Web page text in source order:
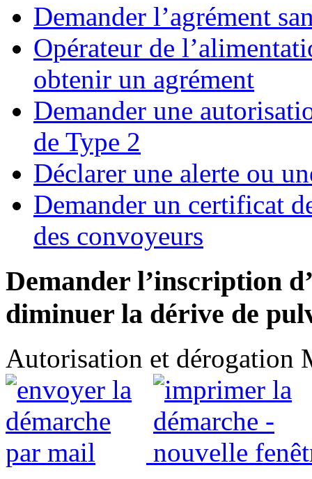
Demander l’agrément
Opérateur de
obtenir un agrément
Demander une
de Type 2
Déclarer une alerte ou
Demander un certificat
des convoyeurs
Demander l’inscription
diminuer la dérive de
Autorisation et dérogation